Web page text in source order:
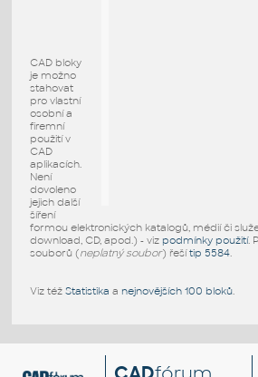
CAD bloky
je možno
stahovat
pro vlastní
osobní a
firemní
použití v
CAD
aplikacích.
Není
dovoleno
jejich další
šíření
formou elektronických katalogů, médií či
download, CD, apod.) - viz podmínky použití.
souborů (neplatný soubor) řešítip 5584.
Viz též Statistika a nejnovějších 100 bloků.